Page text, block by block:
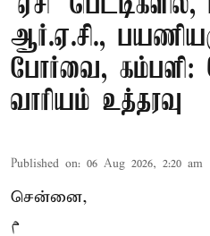
ஆர்.ஏ.சி.,
போர்வை, கம்பளி:
வாரியம் உத்தரவு
Published on: 06 Aug 2026, 2:20 am
சென்னை,
م